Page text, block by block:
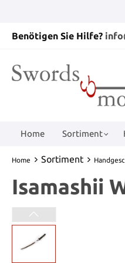
Benötigen Sie Hilfe?
Home Sortiment
Home Sortiment
Isamashii